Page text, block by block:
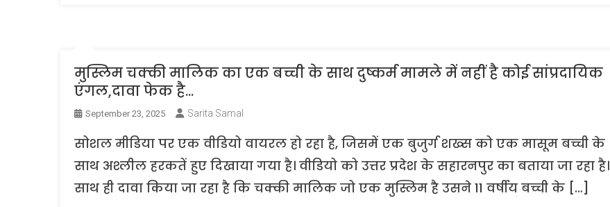
मुस्लिम चक्की मालिक का एक बच्ची के साथ दुष्कर्म मामले में नहीं है कोई सांप्रदायिक
एंगल,दावा फेक है…
September 23, 2025 Sarita Samal
सोशल मीडिया पर एक वीडियो वायरल हो रहा है, जिसमें एक बुजुर्ग शख्स को एक मासूम बच्ची के
साथ अश्लील हरकतें हुए दिखाया गया है। वीडियो को उत्तर प्रदेश के सहारनपुर का बताया जा रहा है।
साथ ही दावा किया जा रहा है कि चक्की मालिक जो एक मुस्लिम है उसने 11 वर्षीय बच्ची के […]